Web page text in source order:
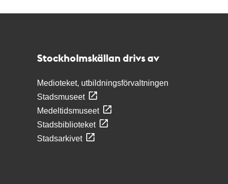
Stockholmskällan drivs av
Medioteket, utbildningsförvaltningen
Stadsmuseet
Medeltidsmuseet
Stadsbiblioteket
Stadsarkivet